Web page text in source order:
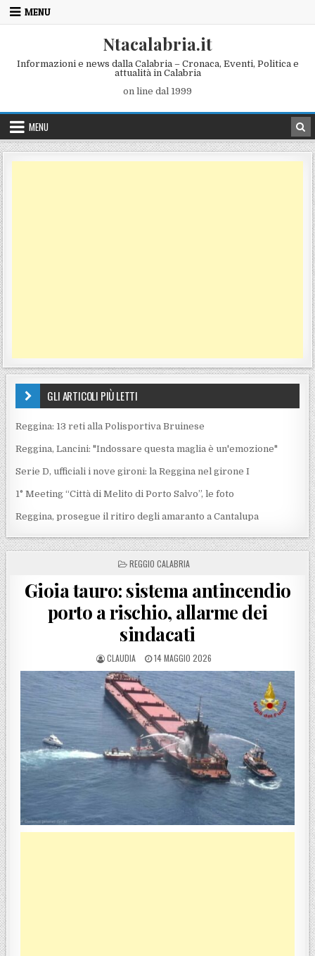
Skip to content
MENU
Ntacalabria.it
Informazioni e news dalla Calabria – Cronaca, Eventi, Politica e
attualità in Calabria
on line dal 1999
MENU
GLI ARTICOLI PIÙ LETTI
Reggina: 13 reti alla Polisportiva Bruinese
Reggina, Lancini: "Indossare questa maglia è un'emozione"
Serie D, ufficiali i nove gironi: la Reggina nel girone I
1° Meeting “Città di Melito di Porto Salvo”, le foto
Reggina, prosegue il ritiro degli amaranto a Cantalupa
POSTED IN
REGGIO CALABRIA
Gioia tauro: sistema antincendio
porto a rischio, allarme dei
sindacati
POSTED BY
CLAUDIA POSTED ON
14 MAGGIO 2026